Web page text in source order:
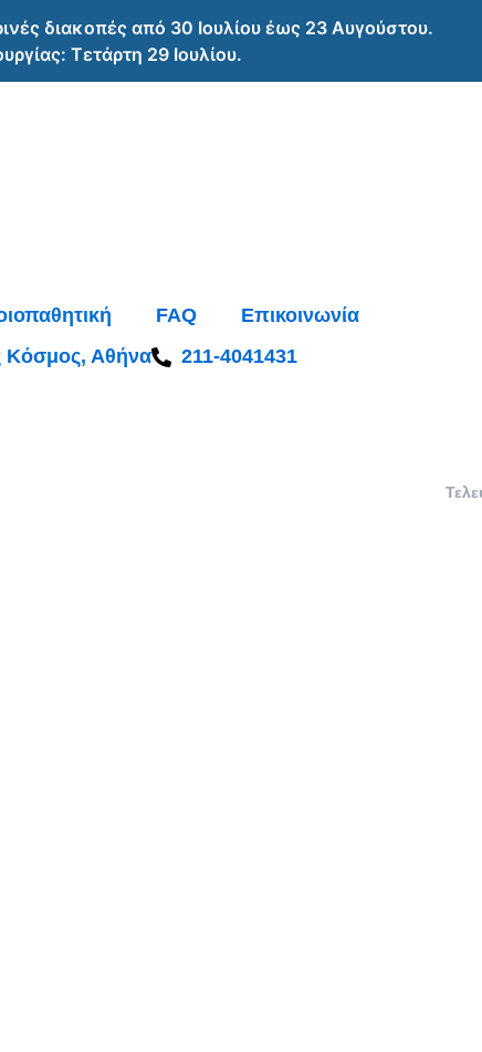
διακοπές από 30 Ιουλίου έως 23 Αυγούστου.
Τετάρτη 29 Ιουλίου.
FAQ
Επικοινωνία
Κόσμος, Αθήνα
211-4041431